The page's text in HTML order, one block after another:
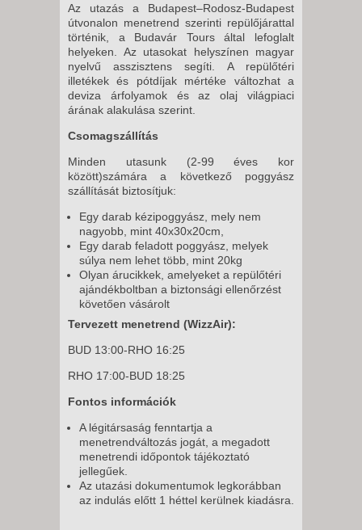
Az utazás a Budapest–Rodosz-Budapest
útvonalon menetrend szerinti repülőjárattal
történik, a Budavár Tours által lefoglalt
helyeken. Az utasokat helyszínen magyar
nyelvű asszisztens segíti. A repülőtéri
illetékek és pótdíjak mértéke változhat a
deviza árfolyamok és az olaj világpiaci
árának alakulása szerint.
Csomagszállítás
Minden utasunk (2-99 éves kor
között)számára a következő poggyász
szállítását biztosítjuk:
Egy darab kézipoggyász, mely nem
nagyobb, mint 40x30x20cm,
Egy darab feladott poggyász, melyek
súlya nem lehet több, mint 20kg
Olyan árucikkek, amelyeket a repülőtéri
ajándékboltban a biztonsági ellenőrzést
követően vásárolt
Tervezett menetrend (WizzAir):
BUD 13:00-RHO 16:25
RHO 17:00-BUD 18:25
Fontos információk
A légitársaság fenntartja a
menetrendváltozás jogát, a megadott
menetrendi időpontok tájékoztató
jellegűek.
Az utazási dokumentumok legkorábban
az indulás előtt 1 héttel kerülnek kiadásra.